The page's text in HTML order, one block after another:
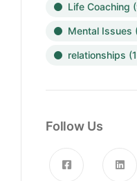
Life Coaching
Mental Issues
relationships
Follow Us